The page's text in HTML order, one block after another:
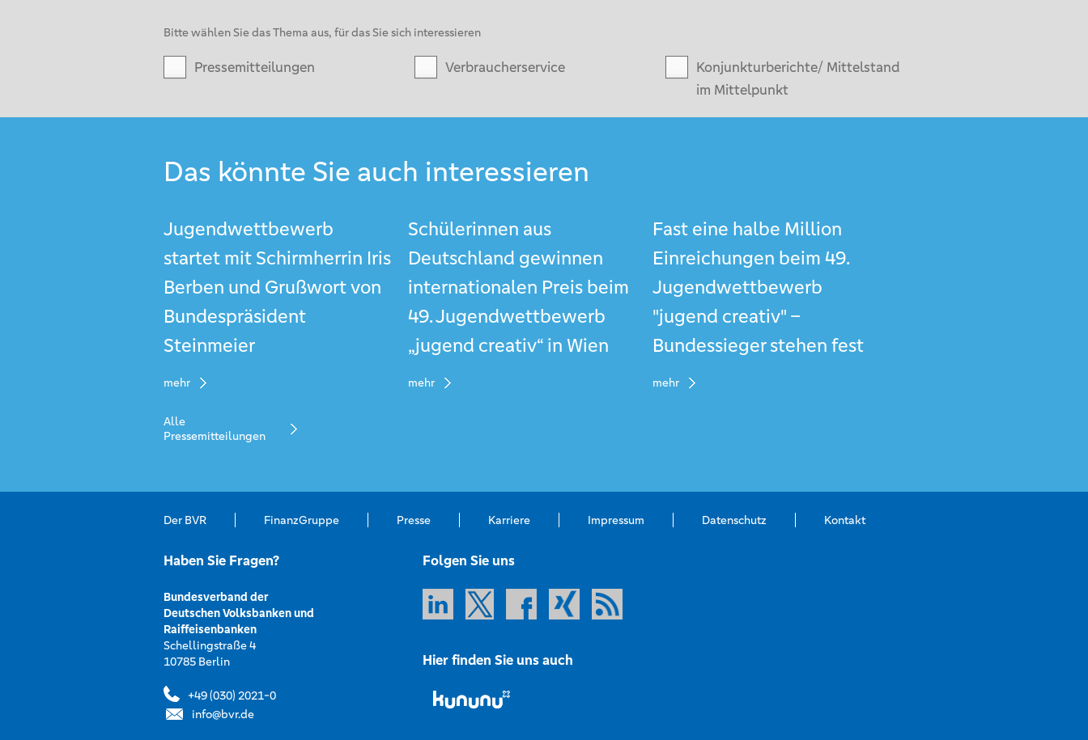
Bitte wählen Sie das Thema aus, für das Sie sich interessieren
Pressemitteilungen Verbraucherservice
Konjunkturberichte/ Mittelstand
im Mittelpunkt
Das könnte Sie auch interessieren
Jugendwettbewerb
startet mit Schirmherrin Iris
Berben und Grußwort von
Bundespräsident
Steinmeier
mehr
Schülerinnen aus
Deutschland gewinnen
internationalen Preis beim
49. Jugendwettbewerb
„jugend creativ“ in Wien
mehr
Fast eine halbe Million
Einreichungen beim 49.
Jugendwettbewerb
"jugend creativ" –
Bundessieger stehen fest
mehr
Alle
Pressemitteilungen
Der BVR FinanzGruppe Presse Karriere Impressum Datenschutz Kontakt
Haben Sie Fragen?
Bundesverband der
Deutschen Volksbanken und
Raiffeisenbanken
Schellingstraße 4
10785 Berlin
+49 (030) 2021-0
info@bvr.de
Folgen Sie uns
Hier finden Sie uns auch